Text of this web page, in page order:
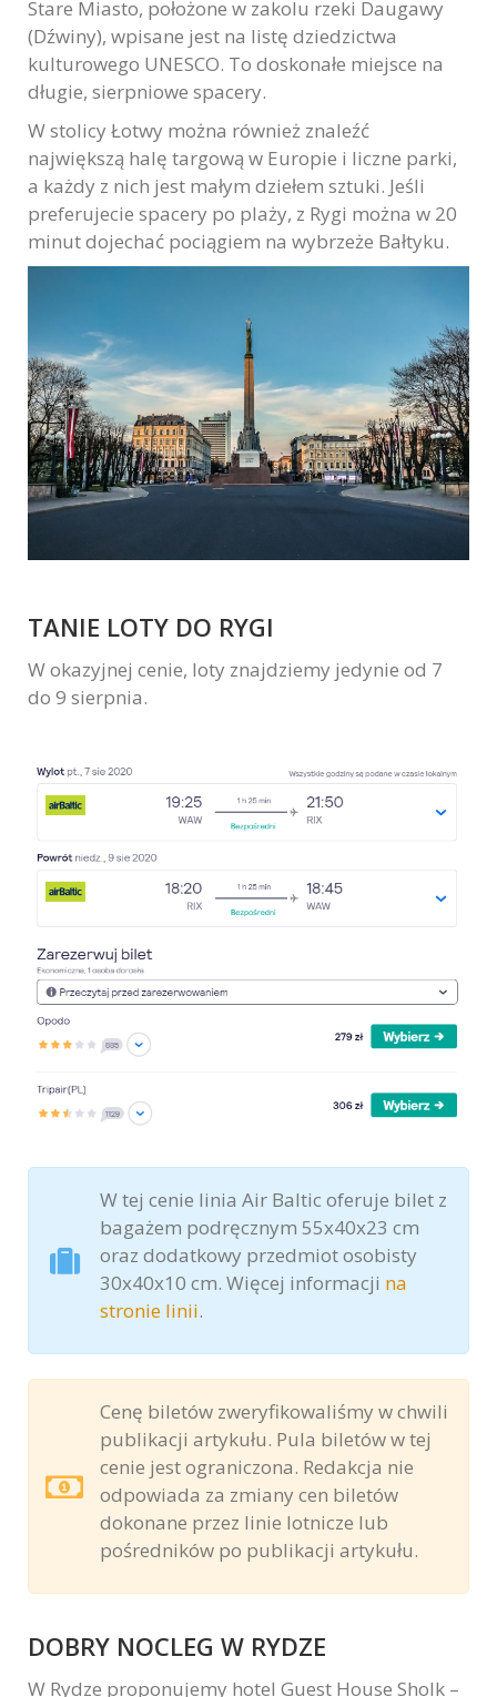
Stare Miasto, położone w zakolu rzeki Daugawy
(Dźwiny), wpisane jest na listę dziedzictwa
kulturowego UNESCO. To doskonałe miejsce na
długie, sierpniowe spacery.
W stolicy Łotwy można również znaleźć
największą halę targową w Europie i liczne parki,
a każdy z nich jest małym dziełem sztuki. Jeśli
preferujecie spacery po plaży, z Rygi można w 20
minut dojechać pociągiem na wybrzeże Bałtyku.
TANIE LOTY DO RYGI
W okazyjnej cenie, loty znajdziemy jedynie od 7
do 9 sierpnia.
W tej cenie linia Air Baltic oferuje bilet z
bagażem podręcznym 55x40x23 cm
oraz dodatkowy przedmiot osobisty
30x40x10 cm. Więcej informacji na
stronie linii.
Cenę biletów zweryfikowaliśmy w chwili
publikacji artykułu. Pula biletów w tej
cenie jest ograniczona. Redakcja nie
odpowiada za zmiany cen biletów
dokonane przez linie lotnicze lub
pośredników po publikacji artykułu.
DOBRY NOCLEG W RYDZE
W Rydze proponujemy hotel Guest House Sholk –
Marketing
W chwili obecnej
nie używamy
narzędzi
marketingowych,
lecz nie
wykluczamy ich
użycia w
przyszłości.